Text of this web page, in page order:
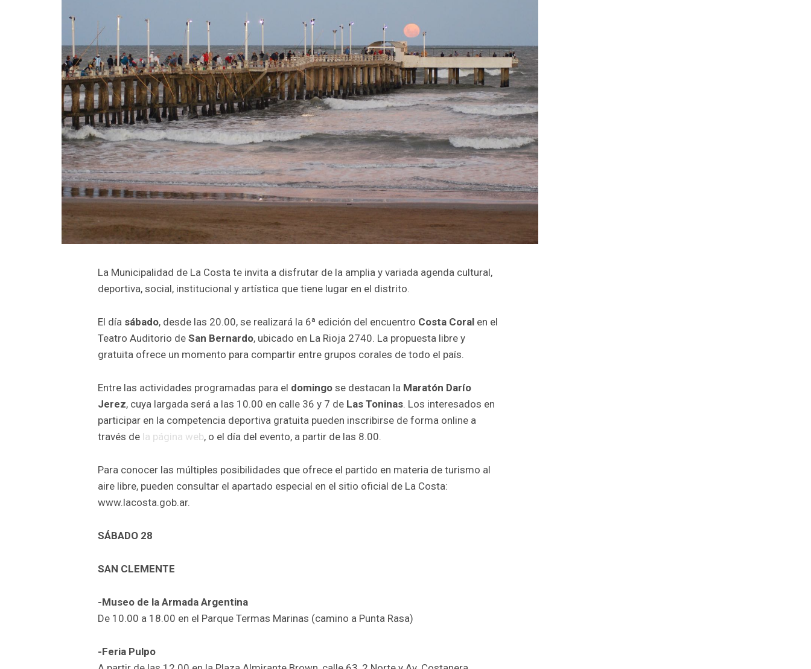
La Municipalidad de La Costa te invita a disfrutar de la amplia y variada agenda cultural,
deportiva, social, institucional y artística que tiene lugar en el distrito.
El día sábado, desde las 20.00, se realizará la 6ª edición del encuentro Costa Coral en el
Teatro Auditorio de San Bernardo, ubicado en La Rioja 2740. La propuesta libre y
gratuita ofrece un momento para compartir entre grupos corales de todo el país.
Entre las actividades programadas para el domingo se destacan la Maratón Darío
Jerez, cuya largada será a las 10.00 en calle 36 y 7 de Las Toninas. Los interesados en
participar en la competencia deportiva gratuita pueden inscribirse de forma online a
través de la página web, o el día del evento, a partir de las 8.00.
Para conocer las múltiples posibilidades que ofrece el partido en materia de turismo al
aire libre, pueden consultar el apartado especial en el sitio oficial de La Costa:
www.lacosta.gob.ar.
SÁBADO 28
SAN CLEMENTE
-Museo de la Armada Argentina
De 10.00 a 18.00 en el Parque Termas Marinas (camino a Punta Rasa)
-Feria Pulpo